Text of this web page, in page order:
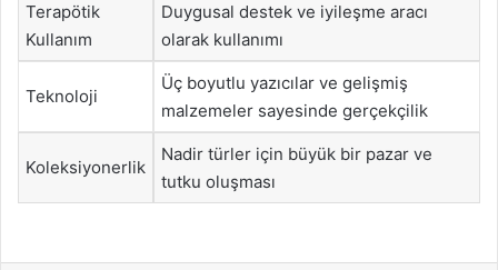
Terapötik
Kullanım
Duygusal destek ve iyileşme aracı
olarak kullanımı
Teknoloji
Üç boyutlu yazıcılar ve gelişmiş
malzemeler sayesinde gerçekçilik
Koleksiyonerlik
Nadir türler için büyük bir pazar ve
tutku oluşması